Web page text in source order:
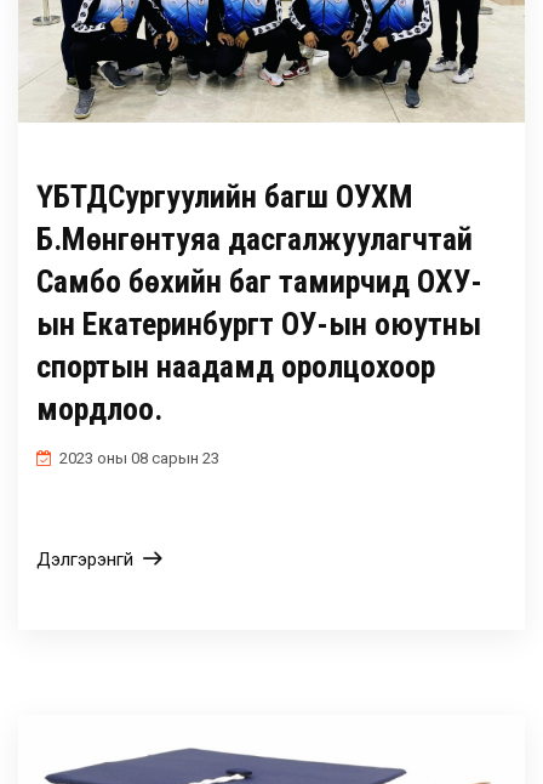
ҮБТДСургуулийн багш ОУХМ
Б.Мөнгөнтуяа дасгалжуулагчтай
Самбо бөхийн баг тамирчид ОХУ-
ын Екатеринбургт ОУ-ын оюутны
спортын наадамд оролцохоор
мордлоо.
2023 оны 08 сарын 23
Дэлгэрэнгүй